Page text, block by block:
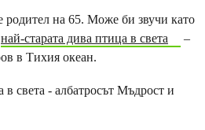
родител на 65. Може би звучи като
най-старата дива птица в света
–
в Тихия океан.